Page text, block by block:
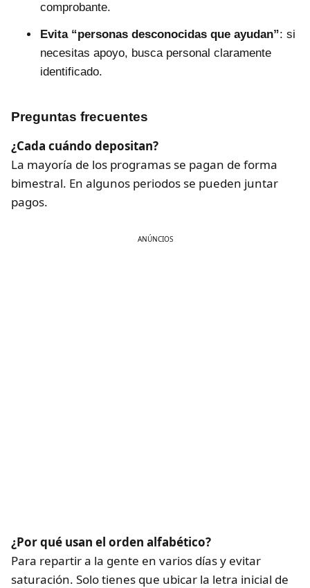
comprobante.
Evita “personas desconocidas que ayudan”: si
necesitas apoyo, busca personal claramente
identificado.
Preguntas frecuentes
¿Cada cuándo depositan?
La mayoría de los programas se pagan de forma
bimestral. En algunos periodos se pueden juntar
pagos.
ANÚNCIOS
¿Por qué usan el orden alfabético?
Para repartir a la gente en varios días y evitar
saturación. Solo tienes que ubicar la letra inicial de